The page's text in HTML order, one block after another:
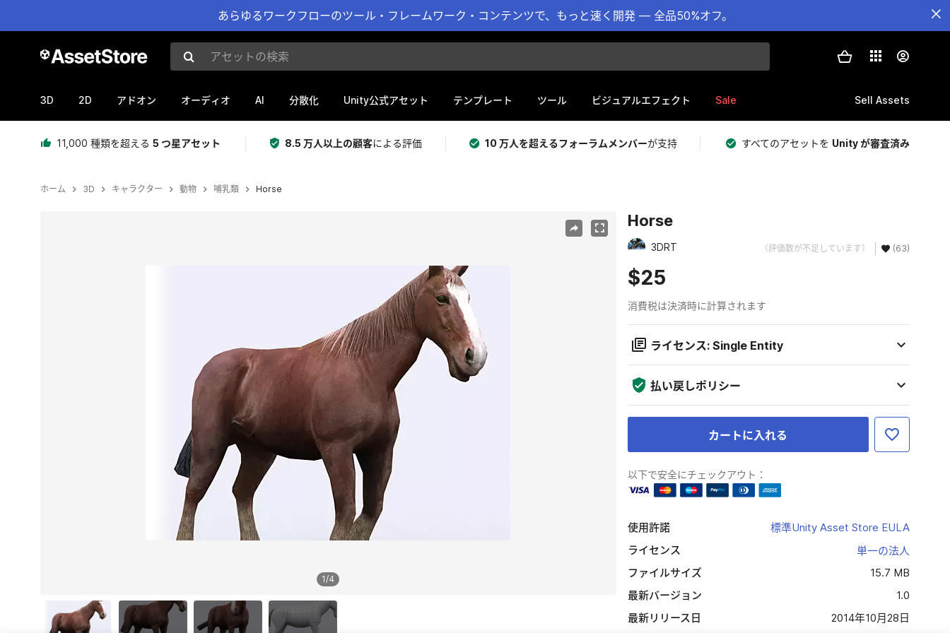
あらゆるワークフローのツール・フレームワーク・コンテンツで、もっと速く開発 — 全品50%オフ。
アセットの検索
3D 2D アドオン オーディオ AI 分散化 Unity公式アセット テンプレート ツール ビジュアルエフェクト Sale Sell Assets
11,000 種類を超える 5 つ星アセット 8.5 万人以上の顧客による評価 10 万人を超えるフォーラムメンバーが支持 すべてのアセットを Unity が審査済み
ホーム 3D キャラクター 動物 哺乳類 Horse
1/4
Horse
3DRT （評価数が不足しています） (63)
$25
消費税は決済時に計算されます
ライセンス: Single Entity
払い戻しポリシー
カートに入れる
以下で安全にチェックアウト：
使用許諾
標準Unity Asset Store EULA
ライセンス
単一の法人
ファイルサイズ
15.7 MB
最新バージョン
1.0
最新リリース日
2014年10月28日